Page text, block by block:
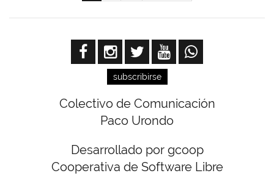
actual
páginapágina
subscribirse
Colectivo de Comunicación
Paco Urondo
Desarrollado por gcoop
Cooperativa de Software Libre